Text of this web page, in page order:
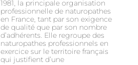
1981, la principale organisation
professionnelle de naturopathes
en France, tant par son exigence
de qualité que par son nombre
d’adhérents. Elle regroupe des
naturopathes professionnels en
exercice sur le territoire français
qui justifient d’une